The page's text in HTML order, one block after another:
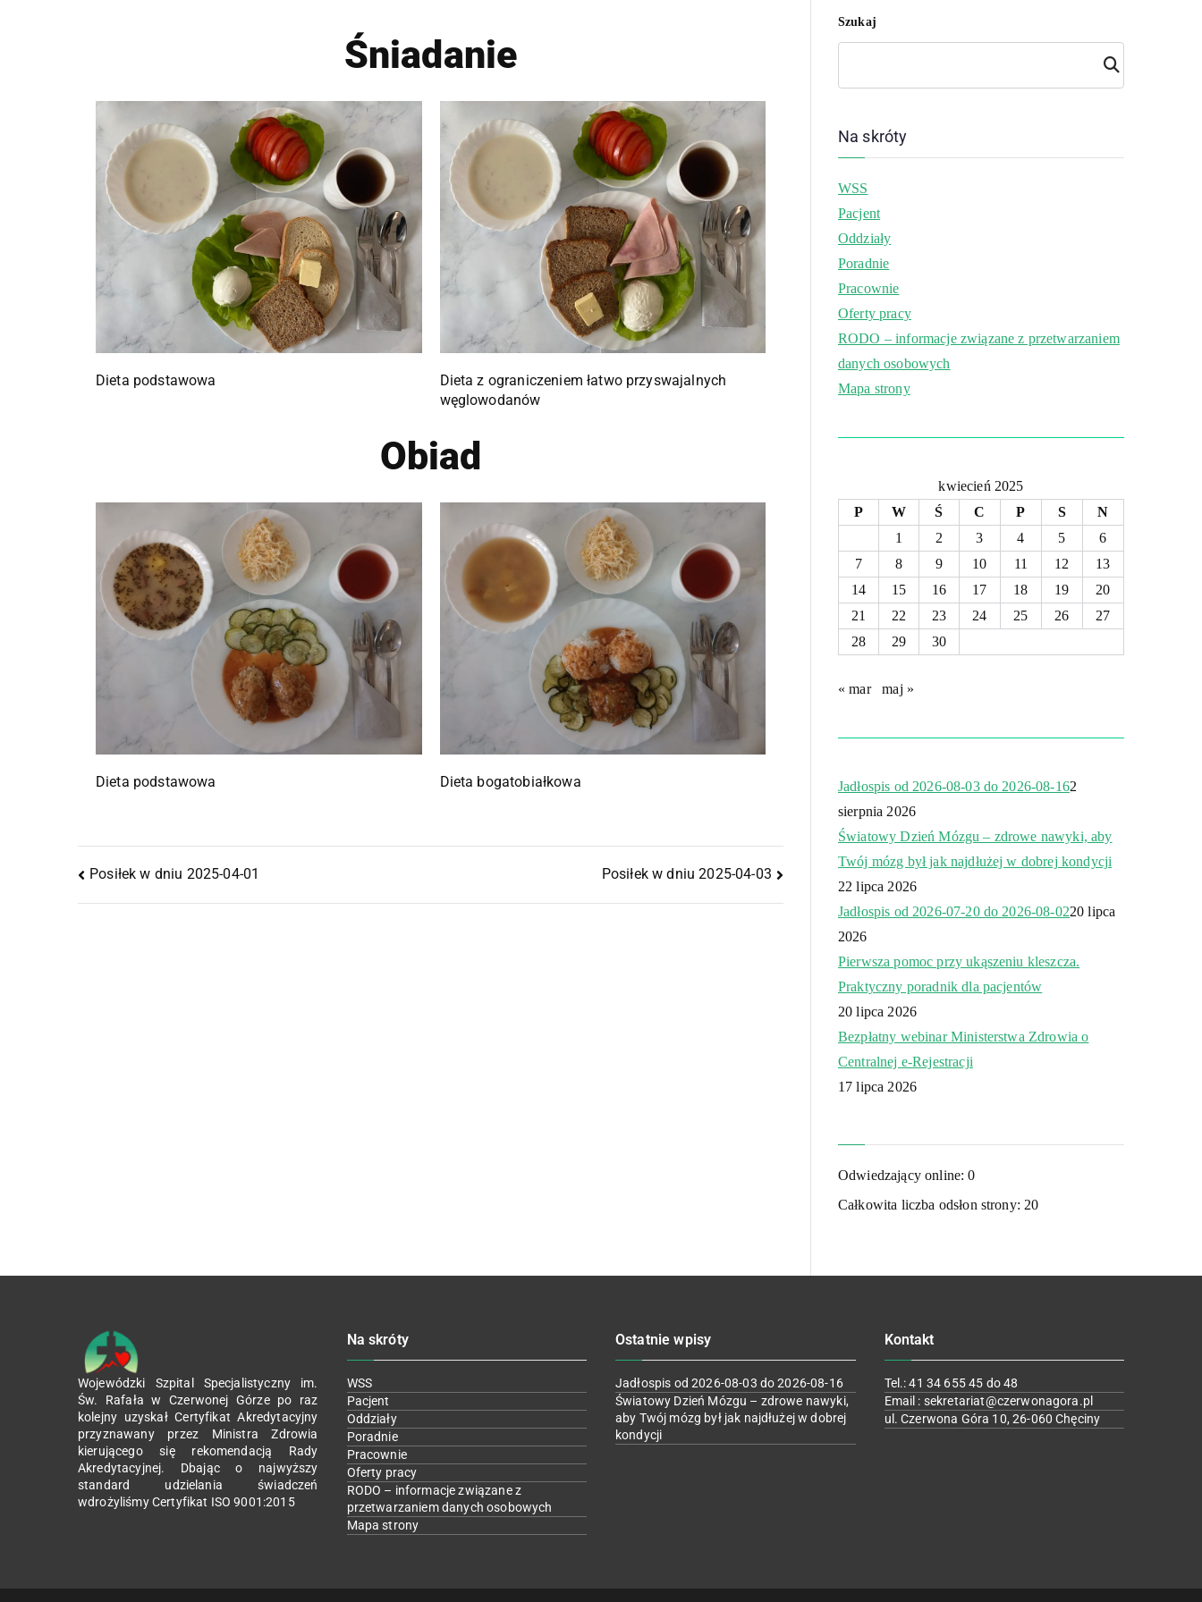
Śniadanie
Dieta podstawowa
Dieta z ograniczeniem łatwo przyswajalnych
węglowodanów
Obiad
Dieta podstawowa Dieta bogatobiałkowa
Posiłek w dniu 2025-04-01 Posiłek w dniu 2025-04-03
Szukaj
Szuk
aj
Na skróty
WSS
Pacjent
Oddziały
Poradnie
Pracownie
Oferty pracy
RODO – informacje związane z przetwarzaniem
danych osobowych
Mapa strony
kwiecień 2025
P
W Ś C P S
N
1
2 3 4 5
6
7
8 9 10 11 12
13
14
15 16 17 18 19
20
21
22 23 24 25 26
27
28
29 30
« mar maj »
Jadłospis od 2026-08-03 do 2026-08-162
sierpnia 2026
Światowy Dzień Mózgu – zdrowe nawyki, aby
Twój mózg był jak najdłużej w dobrej kondycji
22 lipca 2026
Jadłospis od 2026-07-20 do 2026-08-0220 lipca
2026
Pierwsza pomoc przy ukąszeniu kleszcza.
Praktyczny poradnik dla pacjentów
20 lipca 2026
Bezpłatny webinar Ministerstwa Zdrowia o
Centralnej e-Rejestracji
17 lipca 2026
Odwiedzający online:0
Całkowita liczba odsłon strony: 20
Wojewódzki Szpital Specjalistyczny im.
Św. Rafała w Czerwonej Górze po raz
kolejny uzyskał Certyfikat Akredytacyjny
przyznawany przez Ministra Zdrowia
kierującego się rekomendacją Rady
Akredytacyjnej. Dbając o najwyższy
standard udzielania świadczeń
wdrożyliśmy Certyfikat ISO 9001:2015
Na skróty
WSS
Pacjent
Oddziały
Poradnie
Pracownie
Oferty pracy
RODO – informacje związane z
przetwarzaniem danych osobowych
Mapa strony
Ostatnie wpisy
Jadłospis od 2026-08-03 do 2026-08-16
Światowy Dzień Mózgu – zdrowe nawyki,
aby Twój mózg był jak najdłużej w dobrej
kondycji
Kontakt
Tel.: 41 34 655 45 do 48
Email : sekretariat@czerwonagora.pl
ul. Czerwona Góra 10, 26-060 Chęciny